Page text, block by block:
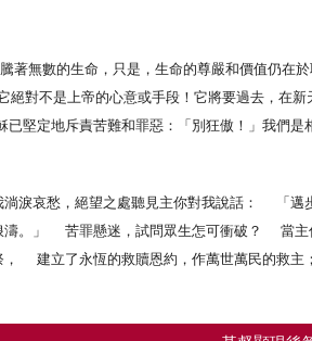
著無數的生命，只是，生命的尊嚴和價值仍在
絕對不是上帝的心意或手段！它將要過去，在
堅定地斥責苦難和罪惡：「別狂傲！」我們是
淚哀愁，絕望之處聽見主你對我說話： 「邁
。」 苦罪懸迷，試問眾生怎可衝破？ 當主
建立了永恆的救贖恩約，作萬世萬民的救主